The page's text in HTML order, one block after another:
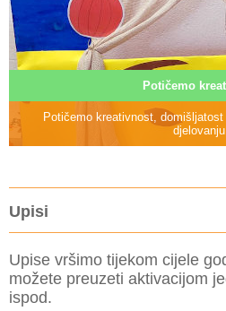
Potičemo
Potičemo kreativnost,
djelovanju.
Upisi
Upise vršimo tijekom cijele
možete preuzeti aktivacijom
ispod.